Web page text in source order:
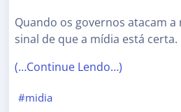
Quando os governos atacam
sinal de que a mídia está certa.
(…Continue Lendo…)
#midia